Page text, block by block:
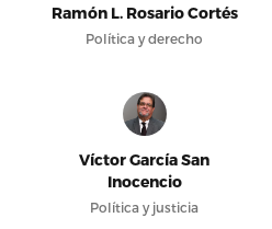
Ramón L. Rosario Cortés
Política y derecho
Víctor García San
Inocencio
Política y justicia